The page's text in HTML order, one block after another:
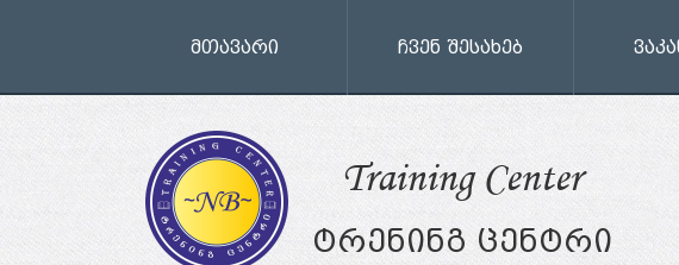
მთავარი ჩვენ შესახებ
Training Center
ტრენინგ ცენტრი